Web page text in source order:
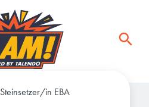
Steinsetzer/in EBA